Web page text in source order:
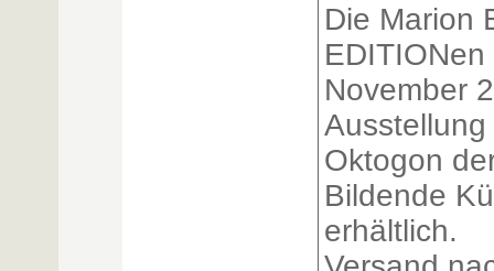
Die Marion
November
Oktogon
Bildende
erhältlich.